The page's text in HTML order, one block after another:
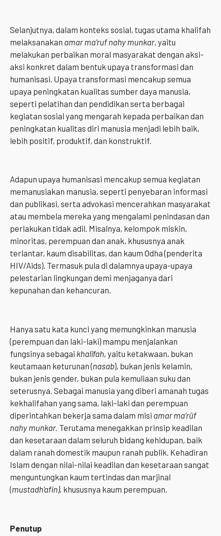
Selanjutnya, dalam konteks sosial, tugas utama khalifah
melaksanakan amar ma’ruf nahy munkar, yaitu
melakukan perbaikan moral masyarakat dengan aksi-
aksi konkret dalam bentuk upaya transformasi dan
humanisasi. Upaya transformasi mencakup semua
upaya peningkatan kualitas sumber daya manusia,
seperti pelatihan dan pendidikan serta berbagai
kegiatan sosial yang mengarah kepada perbaikan dan
peningkatan kualitas diri manusia menjadi lebih baik,
lebih positif, produktif, dan konstruktif.
Adapun upaya humanisasi mencakup semua kegiatan
memanusiakan manusia, seperti penyebaran informasi
dan publikasi, serta advokasi mencerahkan masyarakat
atau membela mereka yang mengalami penindasan dan
perlakukan tidak adil. Misalnya, kelompok miskin,
minoritas, perempuan dan anak, khususnya anak
terlantar, kaum disabilitas, dan kaum Odha (penderita
HIV/Aids). Termasuk pula di dalamnya upaya-upaya
pelestarian lingkungan demi menjaganya dari
kepunahan dan kehancuran.
Hanya satu kata kunci yang memungkinkan manusia
(perempuan dan laki-laki) mampu menjalankan
fungsinya sebagai khalîfah, yaitu ketakwaan, bukan
keutamaan keturunan (nasab), bukan jenis kelamin,
bukan jenis gender, bukan pula kemuliaan suku dan
seterusnya. Sebagai manusia yang diberi amanah tugas
kekhalifahan yang sama, laki-laki dan perempuan
diperintahkan bekerja sama dalam misi amar ma’rûf
nahy munkar. Terutama menegakkan prinsip keadilan
dan kesetaraan dalam seluruh bidang kehidupan, baik
dalam ranah domestik maupun ranah publik. Kehadiran
Islam dengan nilai-nilai keadilan dan kesetaraan sangat
menguntungkan kaum tertindas dan marjinal
(mustadh’afin), khususnya kaum perem­puan.
Penutup